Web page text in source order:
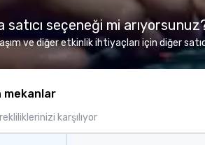
group wants to
Valley founder,
mindsets driving
fastest-growing
walk away with
for groups of
satıcı seçeneği mi
ve diğer etkinlik ihtiyaçları için diğer
mekanlar
karşılıyor